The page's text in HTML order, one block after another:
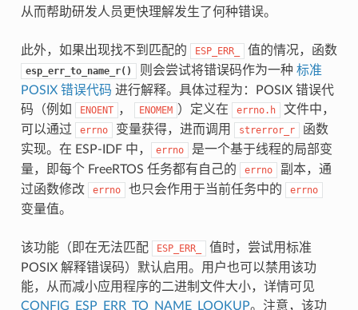
从而帮助研发人员更快理解发生了何种错误。
此外，如果出现找不到匹配的 ESP_ERR_ 值的情况，函数
esp_err_to_name_r() 则会尝试将错误码作为一种 标准
POSIX 错误代码 进行解释。具体过程为：POSIX 错误代
码（例如
ENOENT ， ENOMEM ）定义在 errno.h
文件中，
可以通过
errno 变量获得，进而调用 strerror_r
函数
实现。在 ESP-IDF 中，
errno
是一个基于线程的局部变
量，即每个 FreeRTOS 任务都有自己的
errno
副本，通
过函数修改
errno 也只会作用于当前任务中的 errno
变量值。
该功能（即在无法匹配 ESP_ERR_
值时，尝试用标准
POSIX 解释错误码）默认启用。用户也可以禁用该功
能，从而减小应用程序的二进制文件大小，详情可见
CONFIG_ESP_ERR_TO_NAME_LOOKUP。注意，该功